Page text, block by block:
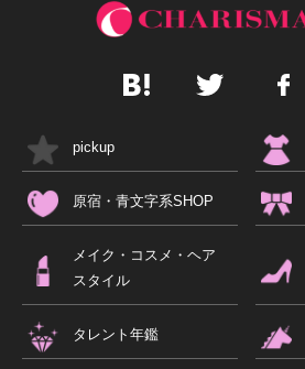
pickup
原宿・青文字系SHOP
メイク・コスメ・ヘア
スタイル
タレント年鑑